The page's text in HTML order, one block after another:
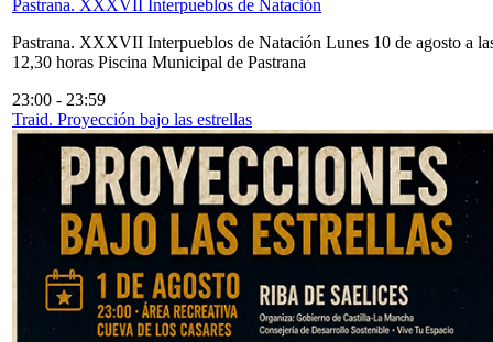
Pastrana. XXXVII Interpueblos de Natación
Pastrana. XXXVII Interpueblos de Natación Lunes 10 de agosto a
12,30 horas Piscina Municipal de Pastrana
23:00 - 23:59
Traid. Proyección bajo las estrellas